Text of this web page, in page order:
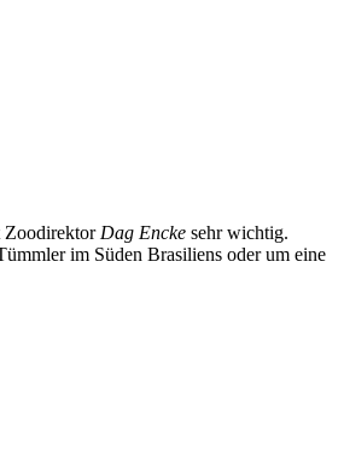
Zoodirektor Dag Encke sehr wichtig.
im Süden Brasiliens oder um eine